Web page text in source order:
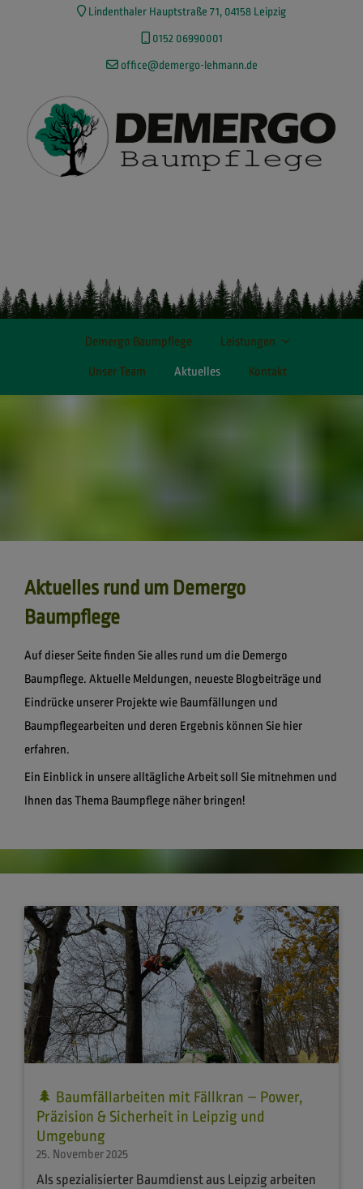
Lindenthaler Hauptstraße 71, 04158 Leipzig
0152 06990001
office@demergo-lehmann.de
Demergo Baumpflege Leistungen
Unser Team Aktuelles Kontakt
Aktuelles rund um Demergo
Baumpflege
Auf dieser Seite finden Sie alles rund um die Demergo
Baumpflege. Aktuelle Meldungen, neueste Blogbeiträge und
Eindrücke unserer Projekte wie Baumfällungen und
Baumpflegearbeiten und deren Ergebnis können Sie hier
erfahren.
Ein Einblick in unsere alltägliche Arbeit soll Sie mitnehmen und
Ihnen das Thema Baumpflege näher bringen!
🌲 Baumfällarbeiten mit Fällkran – Power,
Präzision & Sicherheit in Leipzig und
Umgebung
25. November 2025
Als spezialisierter Baumdienst aus Leipzig arbeiten